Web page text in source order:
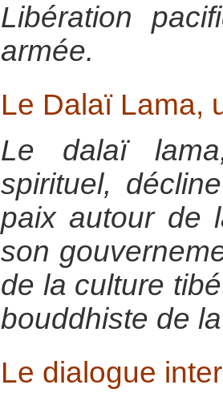
Libération
armée.
Le Dalaï Lama,
Le dalaï
spirituel,
paix autour de
son
de la culture
bouddhiste de
Le dialogue